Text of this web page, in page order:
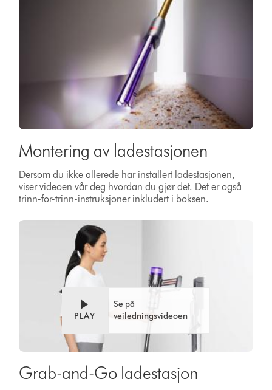
Montering av ladestasjonen
Dersom du ikke allerede har installert ladestasjonen,
viser videoen vår deg hvordan du gjør det. Det er også
trinn-for-trinn-instruksjoner inkludert i boksen.
PLAY
Se på
veiledningsvideoen
Grab-and-Go ladestasjon